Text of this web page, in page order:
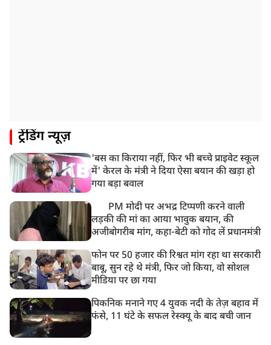
ट्रेंडिंग न्यूज़
'बस का किराया नहीं, फिर भी बच्चे प्राइवेट स्कूल
में' केरल के मंत्री ने दिया ऐसा बयान की खड़ा हो
गया बड़ा बवाल
PM मोदी पर अभद्र टिप्पणी करने वाली
लड़की की मां का आया भावुक बयान, की
अजीबोगरीब मांग, कहा-बेटी को गोद लें प्रधानमंत्री
फोन पर 50 हजार की रिश्वत मांग रहा था सरकारी
बाबू, सुन रहे थे मंत्री, फिर जो किया, वो सोशल
मीडिया पर छा गया
पिकनिक मनाने गए 4 युवक नदी के तेज़ बहाव में
फंसे, 11 घंटे के सफल रेस्क्यू के बाद बची जान